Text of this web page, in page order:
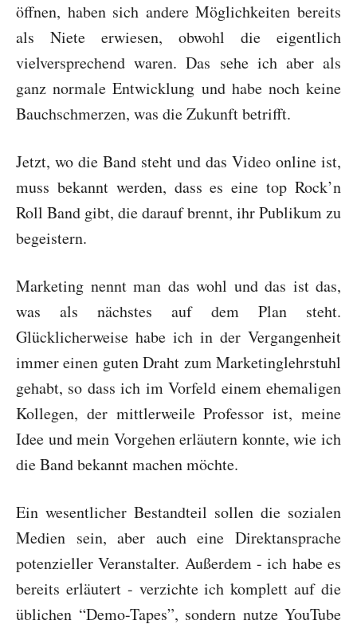
öffnen, haben sich andere Möglichkeiten bereits
als Niete erwiesen, obwohl die eigentlich
vielversprechend waren. Das sehe ich aber als
ganz normale Entwicklung und habe noch keine
Bauchschmerzen, was die Zukunft betrifft.
Jetzt, wo die Band steht und das Video online ist,
muss bekannt werden, dass es eine top Rock’n
Roll Band gibt, die darauf brennt, ihr Publikum zu
begeistern.
Marketing nennt man das wohl und das ist das,
was als nächstes auf dem Plan steht.
Glücklicherweise habe ich in der Vergangenheit
immer einen guten Draht zum Marketinglehrstuhl
gehabt, so dass ich im Vorfeld einem ehemaligen
Kollegen, der mittlerweile Professor ist, meine
Idee und mein Vorgehen erläutern konnte, wie ich
die Band bekannt machen möchte.
Ein wesentlicher Bestandteil sollen die sozialen
Medien sein, aber auch eine Direktansprache
potenzieller Veranstalter. Außerdem - ich habe es
bereits erläutert - verzichte ich komplett auf die
üblichen “Demo-Tapes”, sondern nutze YouTube